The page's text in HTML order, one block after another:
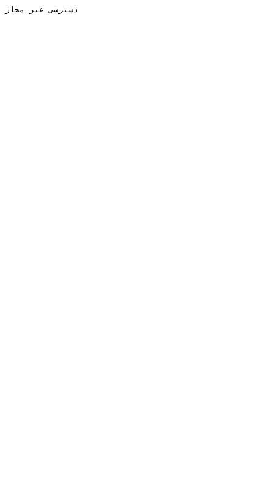
دسترسی غیر مجاز